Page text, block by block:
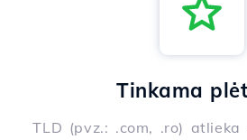
Tinkama
TLD (pvz.: .com, .ro)